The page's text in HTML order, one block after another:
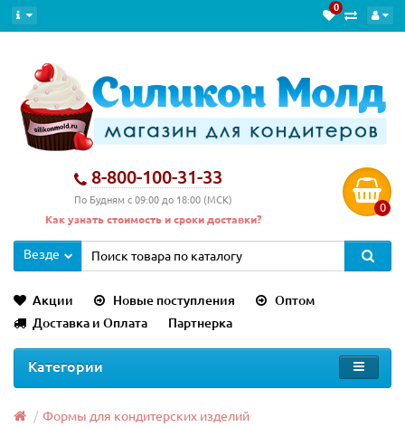
0
8-800-100-31-33
По Будням с 09:00 до 18:00 (МСК)
Как узнать стоимость и сроки доставки?
0
Везде
Акции Новые поступления
Оптом
Доставка и Оплата
Партнерка
Категории
Формы для кондитерских изделий